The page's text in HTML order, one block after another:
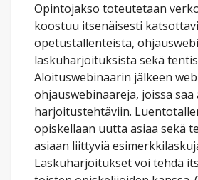
Opintojakso toteutetaan
koostuu itsenäisesti
opetustallenteista,
laskuharjoituksista sekä
Aloituswebinaarin jälkeen
ohjauswebinaareja, joissa saa
harjoitustehtäviin.
opiskellaan uutta asiaa sekä
asiaan liittyviä
Laskuharjoitukset voi tehdä